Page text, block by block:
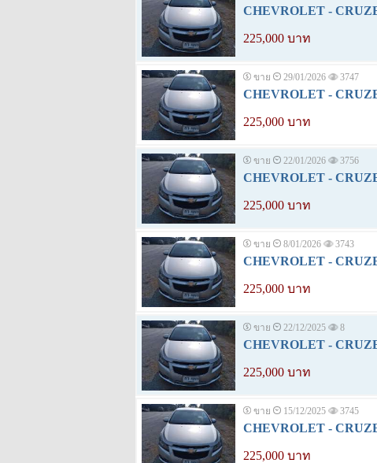
CHEVROLET -
225,000 บาท
ขาย 29/01/2026 3747
CHEVROLET -
225,000 บาท
ขาย 22/01/2026 3756
CHEVROLET -
225,000 บาท
ขาย 8/01/2026 3743
CHEVROLET -
225,000 บาท
ขาย 22/12/2025 8
CHEVROLET -
225,000 บาท
ขาย 15/12/2025 3745
CHEVROLET -
225,000 บาท